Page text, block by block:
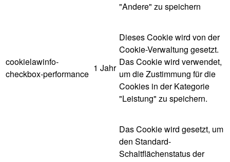
"Andere" zu speichern
cookielawinfo-
checkbox-performance
1 Jahr
Dieses Cookie wird von der
Cookie-Verwaltung gesetzt.
Das Cookie wird verwendet,
um die Zustimmung für die
Cookies in der Kategorie
"Leistung" zu speichern.
Das Cookie wird gesetzt, um
den Standard-
Schaltflächenstatus der